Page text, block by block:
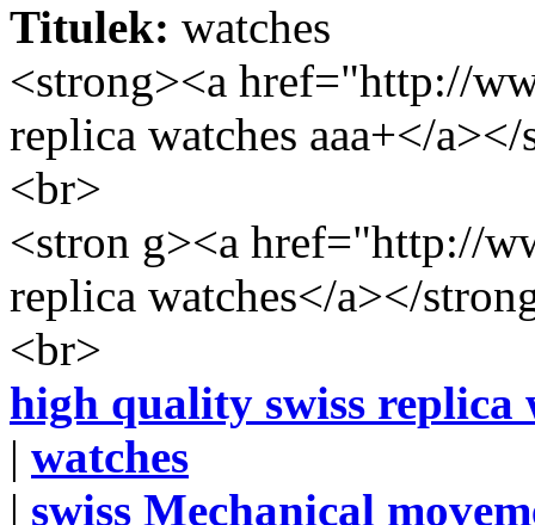
Titulek: watches
<strong><a href="http://
replica watches aaa+</
<br>
<stron g><a href="http://
replica watches</a></
<br>
high quality swiss replica
| watches
| swiss Mechanical